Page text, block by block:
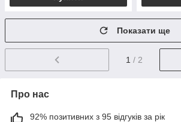
Показати ще
1 / 2
Про нас
92% позитивних з 95 відгуків за рік